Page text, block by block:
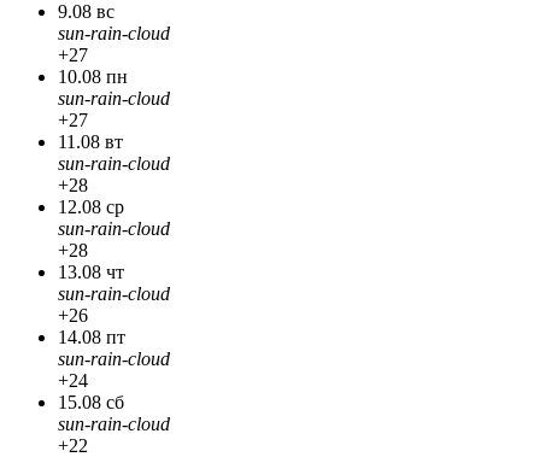
9.08 вс
sun-rain-cloud
+27
10.08 пн
sun-rain-cloud
+27
11.08 вт
sun-rain-cloud
+28
12.08 ср
sun-rain-cloud
+28
13.08 чт
sun-rain-cloud
+26
14.08 пт
sun-rain-cloud
+24
15.08 сб
sun-rain-cloud
+22